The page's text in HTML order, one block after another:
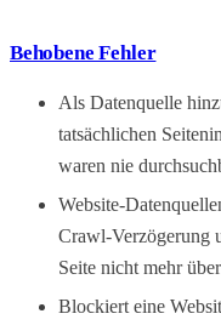
Behobene Fehler
Als Datenquelle
tatsächlichen
waren nie
Website-
Crawl-Verzögerung
Seite nicht mehr
Blockiert eine